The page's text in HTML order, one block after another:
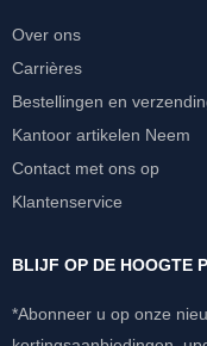
Over ons
Carrières
Bestellingen en
Kantoor artikelen Neem
Contact met ons op
Klantenservice
BLIJF OP DE HOOGTE
*Abonneer u op onze